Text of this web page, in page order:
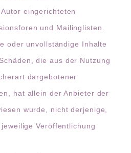
eingerichteten
und Mailinglisten.
oder unvollständige Inhalte
die aus der Nutzung
dargebotener
hat allein der Anbieter der
wurde, nicht derjenige,
Veröffentlichung